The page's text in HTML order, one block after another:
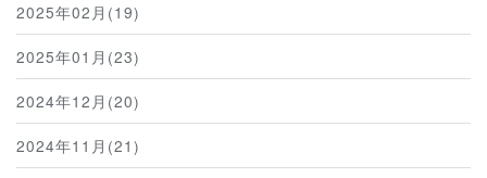
2025年02月(19)
2025年01月(23)
2024年12月(20)
2024年11月(21)